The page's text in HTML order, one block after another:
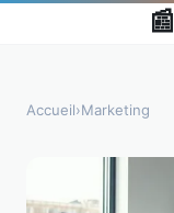
📰
Accueil›Marketing